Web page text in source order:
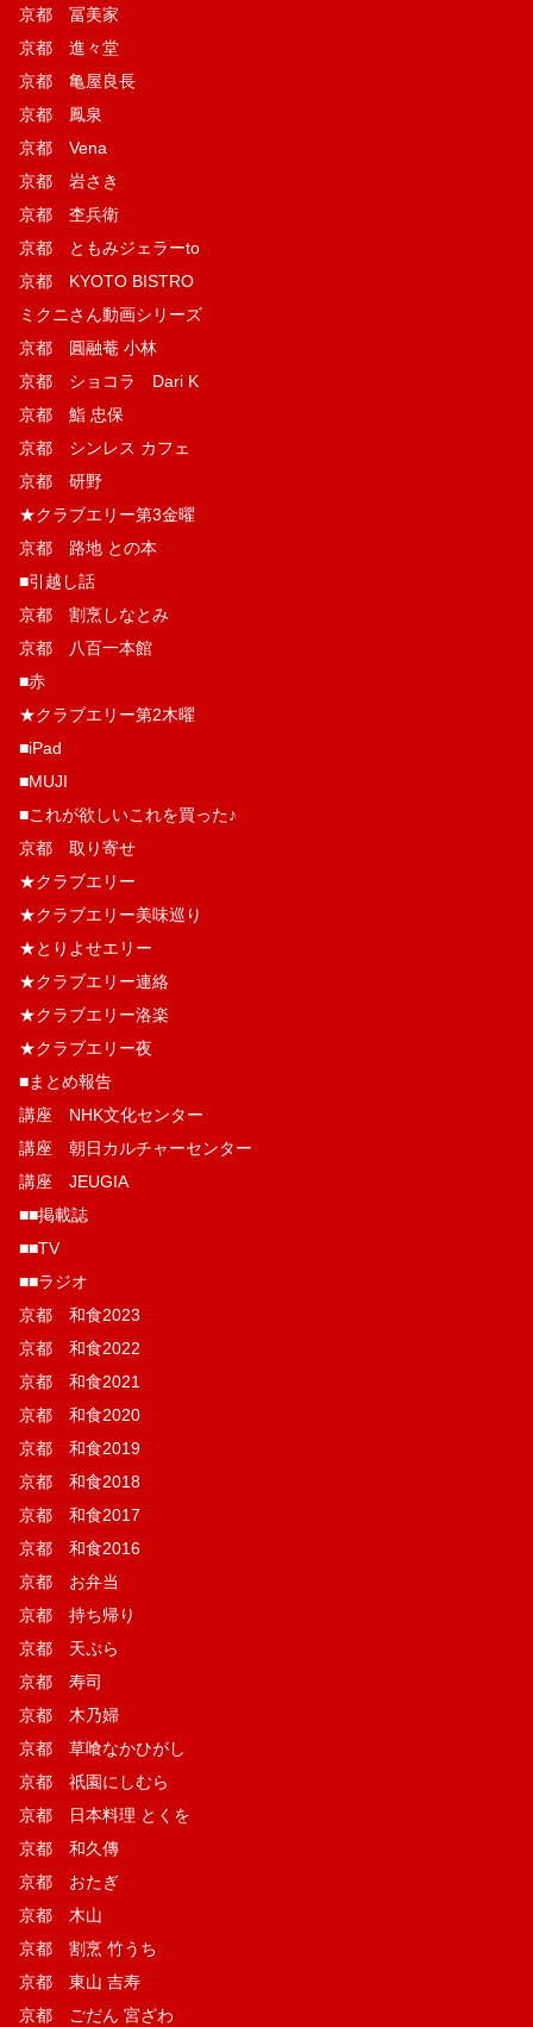
京都 冨美家
京都 進々堂
京都 亀屋良長
京都 鳳泉
京都 Vena
京都 岩さき
京都 杢兵衛
京都 ともみジェラーto
京都 KYOTO BISTRO
ミクニさん動画シリーズ
京都 圓融菴 小林
京都 ショコラ Dari K
京都 鮨 忠保
京都 シンレス カフェ
京都 研野
★クラブエリー第3金曜
京都 路地 との本
■引越し話
京都 割烹しなとみ
京都 八百一本館
■赤
★クラブエリー第2木曜
■iPad
■MUJI
■これが欲しいこれを買った♪
京都 取り寄せ
★クラブエリー
★クラブエリー美味巡り
★とりよせエリー
★クラブエリー連絡
★クラブエリー洛楽
★クラブエリー夜
■まとめ報告
講座 NHK文化センター
講座 朝日カルチャーセンター
講座 JEUGIA
■■掲載誌
■■TV
■■ラジオ
京都 和食2023
京都 和食2022
京都 和食2021
京都 和食2020
京都 和食2019
京都 和食2018
京都 和食2017
京都 和食2016
京都 お弁当
京都 持ち帰り
京都 天ぷら
京都 寿司
京都 木乃婦
京都 草喰なかひがし
京都 祇園にしむら
京都 日本料理 とくを
京都 和久傳
京都 おたぎ
京都 木山
京都 割烹 竹うち
京都 東山 吉寿
京都 ごだん 宮ざわ